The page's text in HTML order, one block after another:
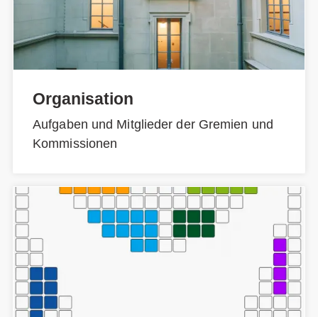
Organisation
Aufgaben und Mitglieder der Gremien und
Kommissionen